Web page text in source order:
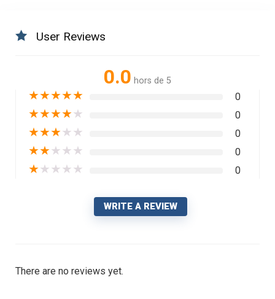
User Reviews
0.0 hors de 5
★★★★★ 0
★★★★★ 0
★★★★★ 0
★★★★★ 0
★★★★★ 0
WRITE A REVIEW
There are no reviews yet.